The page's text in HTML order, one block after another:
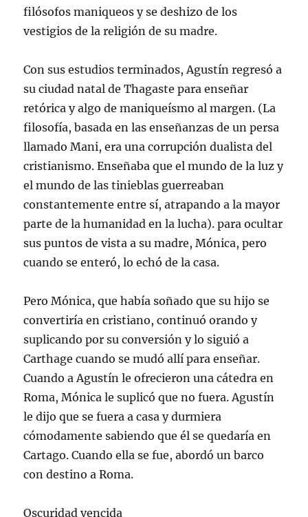
filósofos maniqueos y se deshizo de los
vestigios de la religión de su madre.
Con sus estudios terminados, Agustín regresó a
su ciudad natal de Thagaste para enseñar
retórica y algo de maniqueísmo al margen. (La
filosofía, basada en las enseñanzas de un persa
llamado Mani, era una corrupción dualista del
cristianismo. Enseñaba que el mundo de la luz y
el mundo de las tinieblas guerreaban
constantemente entre sí, atrapando a la mayor
parte de la humanidad en la lucha). para ocultar
sus puntos de vista a su madre, Mónica, pero
cuando se enteró, lo echó de la casa.
Pero Mónica, que había soñado que su hijo se
convertiría en cristiano, continuó orando y
suplicando por su conversión y lo siguió a
Carthage cuando se mudó allí para enseñar.
Cuando a Agustín le ofrecieron una cátedra en
Roma, Mónica le suplicó que no fuera. Agustín
le dijo que se fuera a casa y durmiera
cómodamente sabiendo que él se quedaría en
Cartago. Cuando ella se fue, abordó un barco
con destino a Roma.
Oscuridad vencida